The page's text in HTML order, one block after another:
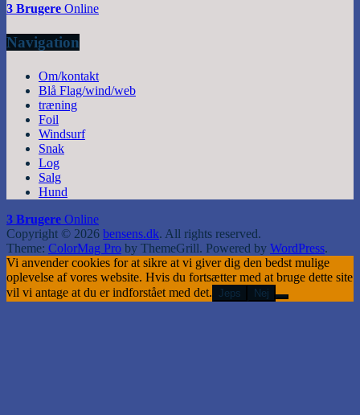
3 Brugere Online
Navigation
Om/kontakt
Blå Flag/wind/web
træning
Foil
Windsurf
Snak
Log
Salg
Hund
3 Brugere Online
Copyright © 2026 bensens.dk. All rights reserved.
Theme: ColorMag Pro by ThemeGrill. Powered by WordPress.
Vi anvender cookies for at sikre at vi giver dig den bedst mulige
oplevelse af vores website. Hvis du fortsætter med at bruge dette site
vil vi antage at du er indforstået med det. Jeps Nej